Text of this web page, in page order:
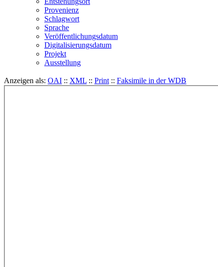
Provenienz
Schlagwort
Sprache
Veröffentlichungsdatum
Digitalisierungsdatum
Projekt
Ausstellung
Anzeigen als: OAI :: XML :: Print :: Faksimile in der WDB